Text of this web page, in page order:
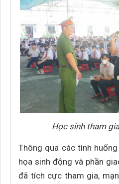
Học sinh tham
Thông qua các tình
họa sinh động và phần
đã tích cực tham gia,